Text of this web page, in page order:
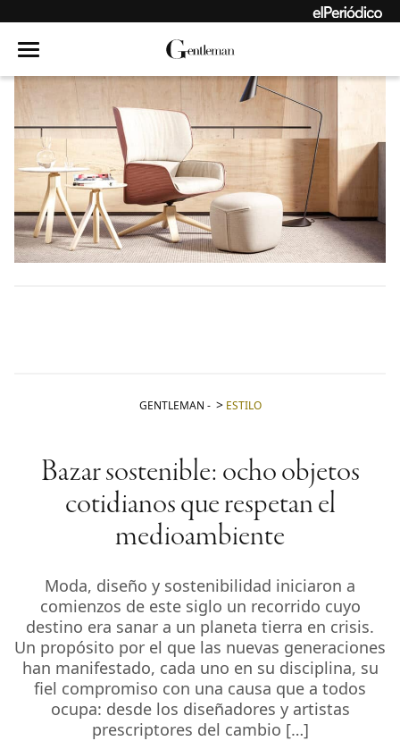
GENTLEMAN - ESTILO
Bazar sostenible: ocho objetos
cotidianos que respetan el
medioambiente
Moda, diseño y sostenibilidad iniciaron a
comienzos de este siglo un recorrido cuyo
destino era sanar a un planeta tierra en crisis.
Un propósito por el que las nuevas generaciones
han manifestado, cada uno en su disciplina, su
fiel compromiso con una causa que a todos
ocupa: desde los diseñadores y artistas
prescriptores del cambio […]